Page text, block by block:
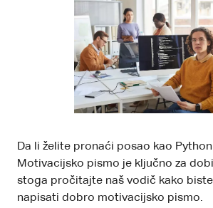
Da li želite pronaći posao kao
Motivacijsko pismo je ključno za
stoga pročitajte naš vodič kako biste
napisati dobro motivacijsko pismo.